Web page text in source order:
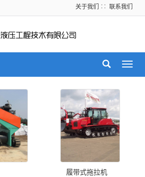
关于我们 ∷ 联系我们
履带式拖拉机